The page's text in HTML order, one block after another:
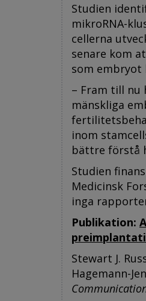
Studien
mikroRNA-
cellerna
senare kom
som embryot
– Fram till nu
mänskliga
inom
bättre förstå
Studien
Medicinsk
inga
Publikation:
Stewart J.
Hagemann-